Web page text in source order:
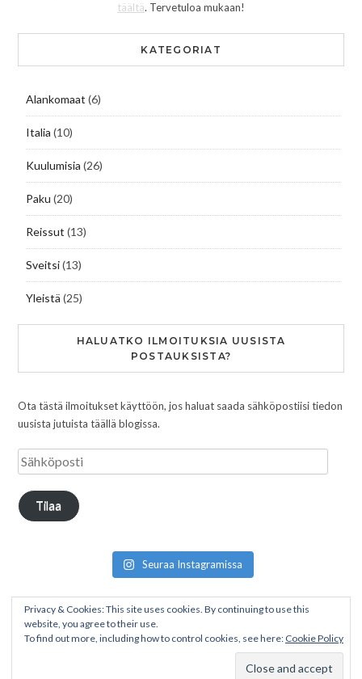
täältä. Tervetuloa mukaan!
KATEGORIAT
Alankomaat (6)
Italia (10)
Kuulumisia (26)
Paku (20)
Reissut (13)
Sveitsi(13)
Yleistä (25)
HALUATKO ILMOITUKSIA UUSISTA
POSTAUKSISTA?
Ota tästä ilmoitukset käyttöön, jos haluat saada sähköpostiisi tiedon
uusista jutuista täällä blogissa.
Tilaa
Seuraa Instagramissa
Copyright © 2026 Pakumatkalla
Privacy & Cookies: This site uses cookies. By continuing to use this
website, you agree to their use.
To find out more, including how to control cookies, see here: Cookie Policy